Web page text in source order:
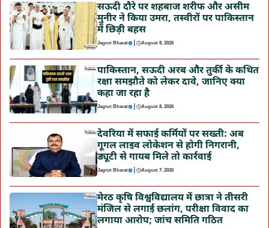
सऊदी दौरे पर शहबाज शरीफ और असीम
मुनीर ने किया उमरा, तस्वीरों पर पाकिस्तान
में छिड़ी बहस
Jagrut Bharat | August 8, 2026
पाकिस्तान, सऊदी अरब और तुर्की के कथित
रक्षा समझौते को लेकर दावे, जानिए क्या
कहा जा रहा है
Jagrut Bharat | August 8, 2026
देवरिया में सफाई कर्मियों पर सख्ती: अब
गूगल लाइव लोकेशन से होगी निगरानी,
ड्यूटी से गायब मिले तो कार्रवाई
Jagrut Bharat | August 7, 2026
मेरठ कृषि विश्वविद्यालय में छात्रा ने तीसरी
मंजिल से लगाई छलांग, परीक्षा विवाद का
लगाया आरोप; जांच समिति गठित